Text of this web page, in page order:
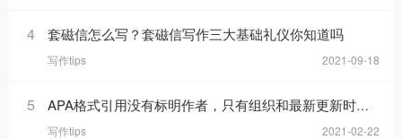
4 套磁信怎么写？套磁信写作三大基础礼仪你知道吗
写作tips 2021-09-18
5 APA格式引用没有标明作者，只有组织和最新更新时间的网页，在reference list里要怎么写
写作tips 2021-02-22